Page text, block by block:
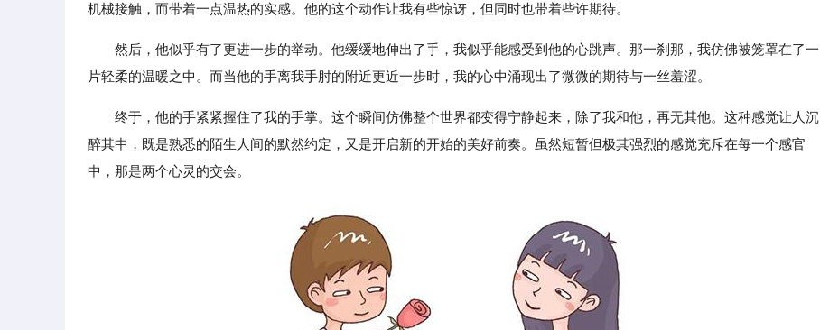
机械接触，而带着一点温热的实感。他的这个动作让我有些惊讶，但同时也带着些许期待。
然后，他似乎有了更进一步的举动。他缓缓地伸出了手，我似乎能感受到他的心跳声。那一刹那，我仿佛被笼罩在了一
片轻柔的温暖之中。而当他的手离我手肘的附近更近一步时，我的心中涌现出了微微的期待与一丝羞涩。
终于，他的手紧紧握住了我的手掌。这个瞬间仿佛整个世界都变得宁静起来，除了我和他，再无其他。这种感觉让人沉
醉其中，既是熟悉的陌生人间的默然约定，又是开启新的开始的美好前奏。虽然短暂但极其强烈的感觉充斥在每一个感官
中，那是两个心灵的交会。